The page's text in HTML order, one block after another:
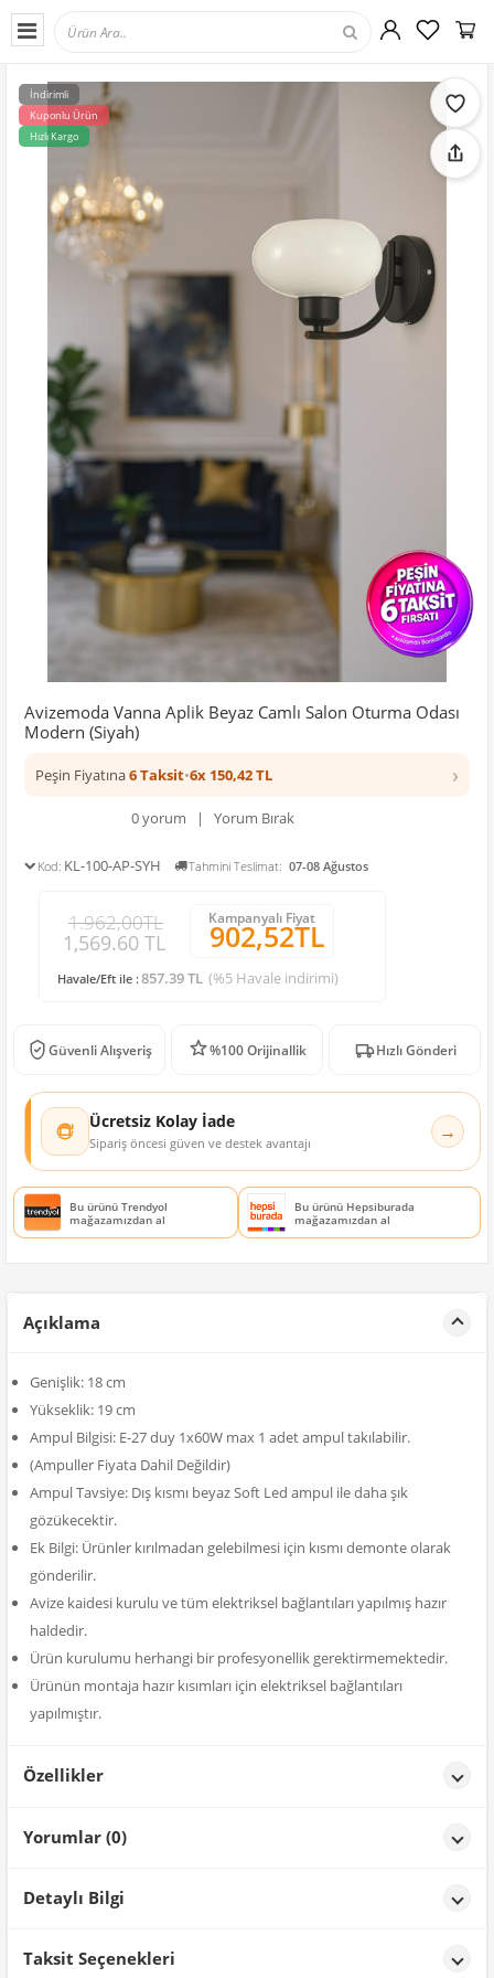
İndirimli
Kuponlu Ürün
Hızlı Kargo
Avizemoda Vanna Aplik Beyaz Camlı Salon Oturma Odası
Modern (Siyah)
Peşin Fiyatına6 Taksit•6x 150,42 TL ›
0 yorum | Yorum Bırak
Kod: KL-100-AP-SYH Tahmini Teslimat: 07-08 Ağustos
1.962,00TL
1,569.60 TL
Kampanyalı Fiyat
902,52TL
Havale/Eft ile :857.39 TL (%5 Havale indirimi)
Güvenli Alışveriş %100 Orijinallik Hızlı Gönderi
Ücretsiz Kolay İade
Sipariş öncesi güven ve destek avantajı →
Bu ürünü Trendyol
mağazamızdan al
Bu ürünü Hepsiburada
mağazamızdan al
Açıklama
Genişlik: 18 cm
Yükseklik: 19 cm
Ampul Bilgisi: E-27 duy 1x60W max 1 adet ampul takılabilir.
(Ampuller Fiyata Dahil Değildir)
Ampul Tavsiye: Dış kısmı beyaz Soft Led ampul ile daha şık
gözükecektir.
Ek Bilgi: Ürünler kırılmadan gelebilmesi için kısmı demonte olarak
gönderilir.
Avize kaidesi kurulu ve tüm elektriksel bağlantıları yapılmış hazır
haldedir.
Ürün kurulumu herhangi bir profesyonellik gerektirmemektedir.
Ürünün montaja hazır kısımları için elektriksel bağlantıları
yapılmıştır.
Özellikler
Yorumlar (0)
Detaylı Bilgi
Ürün Detayları;
Taksit Seçenekleri